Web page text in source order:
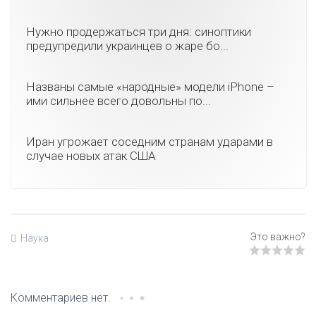
Нужно продержаться три дня: синоптики
предупредили украинцев о жаре бо...
Названы самые «народные» модели iPhone –
ими сильнее всего довольны по...
Иран угрожает соседним странам ударами в
случае новых атак США
Наука
Комментариев нет.